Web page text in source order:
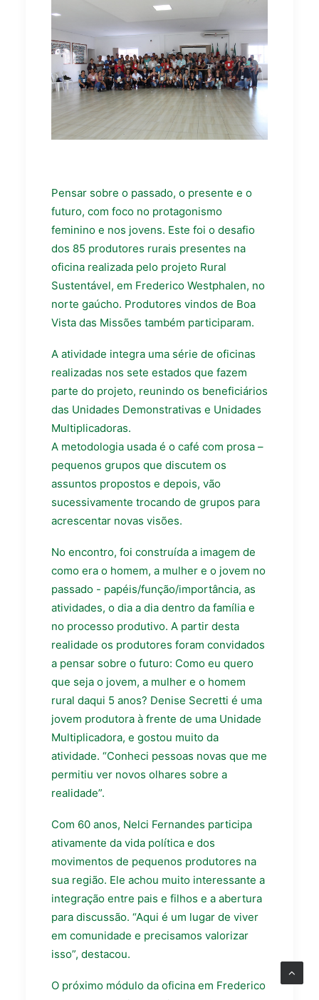
Pensar sobre o passado, o presente e o
futuro, com foco no protagonismo
feminino e nos jovens. Este foi o desafio
dos 85 produtores rurais presentes na
oficina realizada pelo projeto Rural
Sustentável, em Frederico Westphalen, no
norte gaúcho. Produtores vindos de Boa
Vista das Missões também participaram.
A atividade integra uma série de oficinas
realizadas nos sete estados que fazem
parte do projeto, reunindo os beneficiários
das Unidades Demonstrativas e Unidades
Multiplicadoras.
A metodologia usada é o café com prosa –
pequenos grupos que discutem os
assuntos propostos e depois, vão
sucessivamente trocando de grupos para
acrescentar novas visões.
No encontro, foi construída a imagem de
como era o homem, a mulher e o jovem no
passado - papéis/função/importância, as
atividades, o dia a dia dentro da família e
no processo produtivo. A partir desta
realidade os produtores foram convidados
a pensar sobre o futuro: Como eu quero
que seja o jovem, a mulher e o homem
rural daqui 5 anos? Denise Secretti é uma
jovem produtora à frente de uma Unidade
Multiplicadora, e gostou muito da
atividade. “Conheci pessoas novas que me
permitiu ver novos olhares sobre a
realidade”.
Com 60 anos, Nelci Fernandes participa
ativamente da vida política e dos
movimentos de pequenos produtores na
sua região. Ele achou muito interessante a
integração entre pais e filhos e a abertura
para discussão. “Aqui é um lugar de viver
em comunidade e precisamos valorizar
isso”, destacou.
O próximo módulo da oficina em Frederico